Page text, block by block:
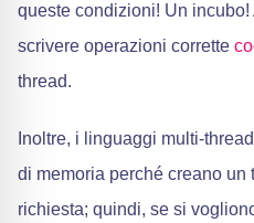
queste condizioni! Un
scrivere operazioni corrette
thread.
Inoltre, i linguaggi multi-
di memoria perché creano un
richiesta; quindi, se si